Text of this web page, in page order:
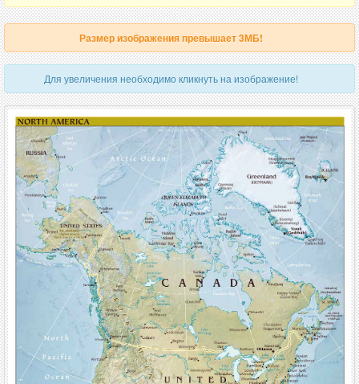
Размер изображения превышает 3МБ!
Для увеличения необходимо кликнуть на изображение!